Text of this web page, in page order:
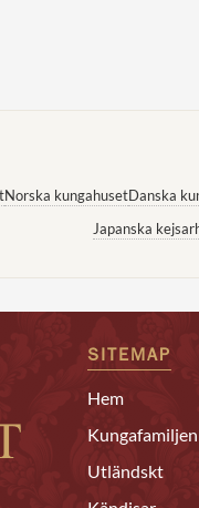
Norska kungahusetDanska
Japanska
SITEMAP
Hem
Kungafamiljen
Utländskt